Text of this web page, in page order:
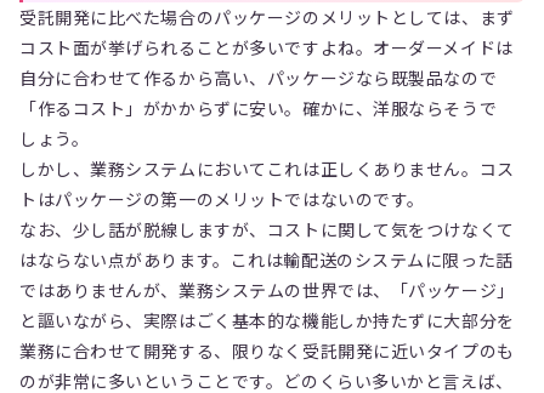
受託開発に比べた場合のパッケージのメリットとしては、まず
コスト面が挙げられることが多いですよね。オーダーメイドは
自分に合わせて作るから高い、パッケージなら既製品なので
「作るコスト」がかからずに安い。確かに、洋服ならそうで
しょう。
しかし、業務システムにおいてこれは正しくありません。コス
トはパッケージの第一のメリットではないのです。
なお、少し話が脱線しますが、コストに関して気をつけなくて
はならない点があります。これは輸配送のシステムに限った話
ではありませんが、業務システムの世界では、「パッケージ」
と謳いながら、実際はごく基本的な機能しか持たずに大部分を
業務に合わせて開発する、限りなく受託開発に近いタイプのも
のが非常に多いということです。どのくらい多いかと言えば、